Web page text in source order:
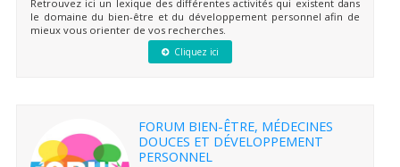
Retrouvez ici un lexique des différentes activités qui existent dans
le domaine du bien-être et du développement personnel afin de
mieux vous orienter de vos recherches.
Cliquez ici
FORUM BIEN-ÊTRE, MÉDECINES
DOUCES ET DÉVELOPPEMENT
PERSONNEL